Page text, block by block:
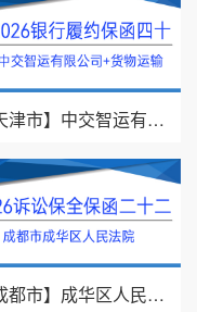
【天津市】中交智运有限公司/货物运输/2026年银行履约保函四十
【成都市】成华区人民法院/借款纠纷/2026诉讼保全保函二十二